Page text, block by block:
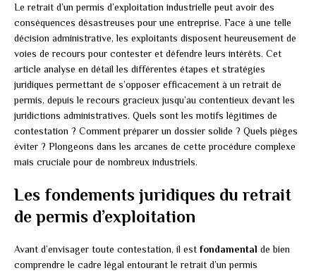
Le retrait d’un permis d’exploitation industrielle peut avoir des
conséquences désastreuses pour une entreprise. Face à une telle
décision administrative, les exploitants disposent heureusement de
voies de recours pour contester et défendre leurs intérêts. Cet
article analyse en détail les différentes étapes et stratégies
juridiques permettant de s’opposer efficacement à un retrait de
permis, depuis le recours gracieux jusqu’au contentieux devant les
juridictions administratives. Quels sont les motifs légitimes de
contestation ? Comment préparer un dossier solide ? Quels pièges
éviter ? Plongeons dans les arcanes de cette procédure complexe
mais cruciale pour de nombreux industriels.
Les fondements juridiques du retrait
de permis d’exploitation
Avant d’envisager toute contestation, il est fondamental de bien
comprendre le cadre légal entourant le retrait d’un permis